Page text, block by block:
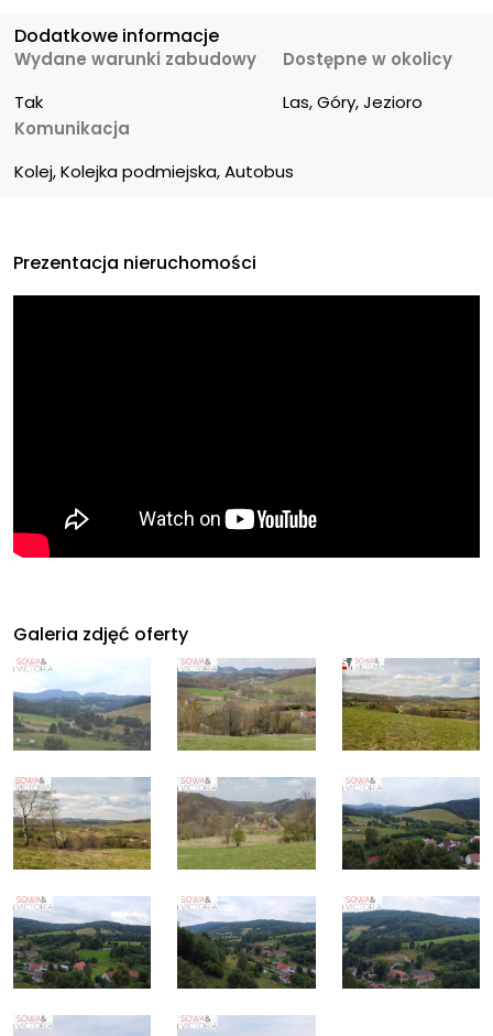
Dodatkowe informacje
Wydane warunki zabudowy
Tak
Dostępne w okolicy
Las, Góry, Jezioro
Komunikacja
Kolej, Kolejka podmiejska, Autobus
Prezentacja nieruchomości
Galeria zdjęć oferty